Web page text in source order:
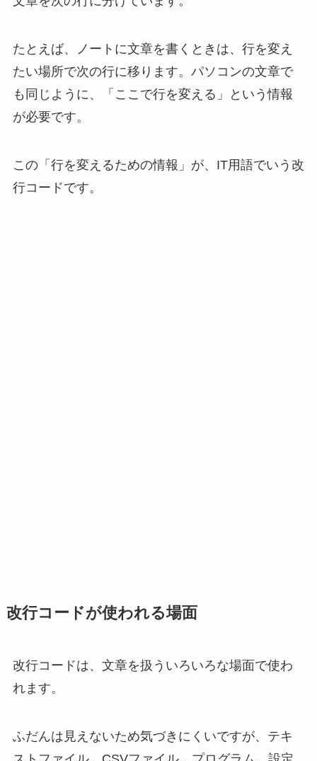
たとえば、ノートに文章を書くときは、行を変え
たい場所で次の行に移ります。パソコンの文章で
も同じように、「ここで行を変える」という情報
が必要です。
この「行を変えるための情報」が、IT用語でいう改
行コードです。
改行コードが使われる場面
改行コードは、文章を扱ういろいろな場面で使わ
れます。
ふだんは見えないため気づきにくいですが、テキ